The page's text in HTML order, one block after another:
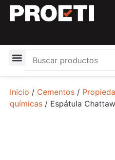
Inicio / Cementos /
químicas / Espátula